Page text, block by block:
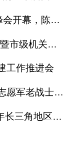
第五届“海聚英才”全球创新创业峰会开幕，陈吉宁出席并启动新一届大赛
永远跟党走·上海城市徒步嘉年华暨市级机关运动会开幕
工作推进会
市市级机关工作党委领导登门为志愿军老战士佩戴纪念章
育新机 开新局 谱新篇——2020年长三角地区机关党建工作研讨会在南京召开